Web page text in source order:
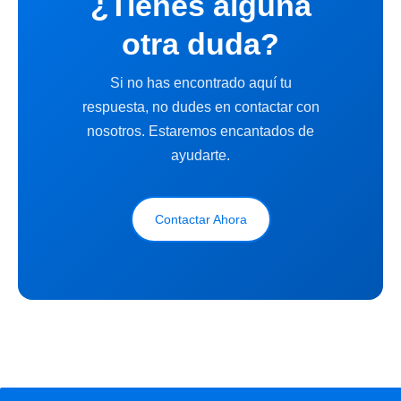
otra duda?
Si no has encontrado aquí tu
respuesta, no dudes en contactar con
nosotros. Estaremos encantados de
ayudarte.
Contactar Ahora